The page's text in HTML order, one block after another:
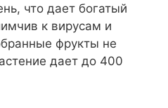
что дает богатый
к вирусам и
фрукты не
дает до 400